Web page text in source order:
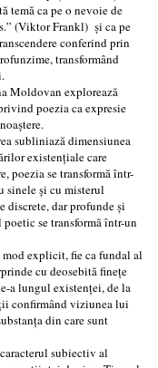
temă ca pe o nevoie de
(Viktor Frankl) și ca pe
conferind prin
transformând
Moldovan explorează
poezia ca expresie
subliniază dimensiunea
existențiale care
poezia se transformă într-
și cu misterul
discrete, dar profunde și
se transformă într-un
explicit, fie ca fundal al
cu deosebită finețe
a lungul existenței, de la
confirmând viziunea lui
din care sunt
subiectiv al